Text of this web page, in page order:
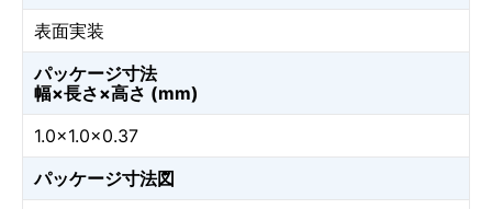
表面実装
パッケージ寸法
幅×長さ×高さ (mm)
1.0×1.0×0.37
パッケージ寸法図